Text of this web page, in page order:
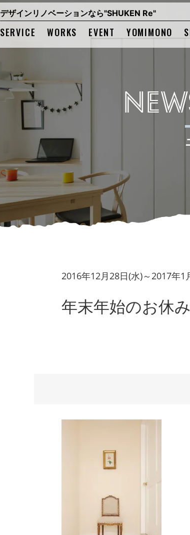
デザインリノベーションなら"SHUKEN Re"
SERVICE WORKS EVENT YOMIMONO
2016年12月28日(水)～2017年
年末年始のお休